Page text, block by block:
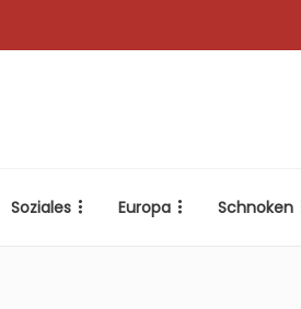
Soziales Europa Schnoken